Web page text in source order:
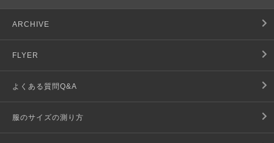
ARCHIVE
FLYER
よくある質問Q&A
服のサイズの測り方